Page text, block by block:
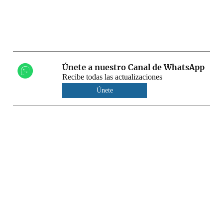
Únete a nuestro Canal de WhatsApp
Recibe todas las actualizaciones
Únete